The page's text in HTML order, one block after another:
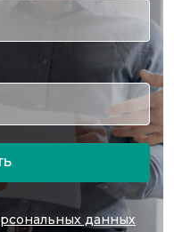
данных